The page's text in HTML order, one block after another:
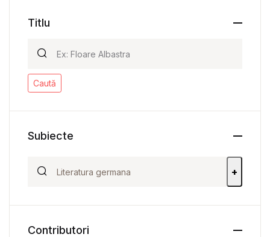
Titlu
Caută
Subiecte
+
Contributori